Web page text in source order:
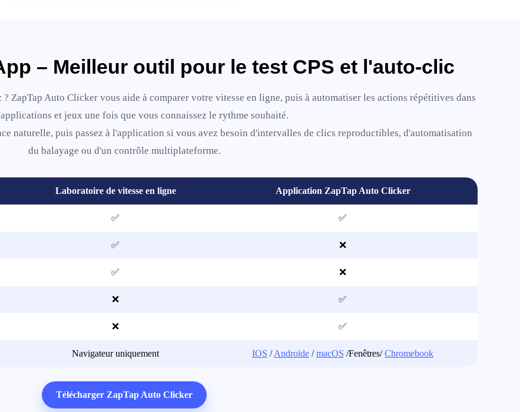
– Meilleur outil pour le test CPS et l'auto-clic
? ZapTap Auto Clicker vous aide à comparer votre vitesse en ligne, puis à automatiser les actions répétitives dans
et jeux une fois que vous connaissez le rythme souhaité.
naturelle, puis passez à l'application si vous avez besoin d'intervalles de clics reproductibles, d'automatisation
du balayage ou d'un contrôle multiplateforme.
Laboratoire de vitesse en ligne Application ZapTap Auto Clicker
✅ ✅
✅ ❌
✅ ❌
❌ ✅
❌ ✅
Navigateur uniquement IOS /Androïde /macOS /Fenêtres/Chromebook
Télécharger ZapTap Auto Clicker